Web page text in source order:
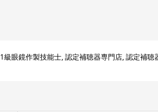
1級眼鏡作製技能士,認定補聴器専門店,認定補聴